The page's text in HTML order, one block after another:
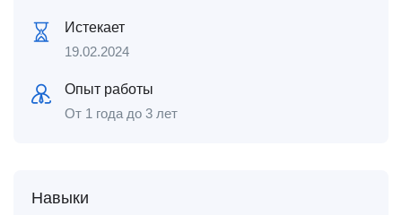
Истекает
19.02.2024
Опыт работы
От 1 года до 3 лет
Навыки